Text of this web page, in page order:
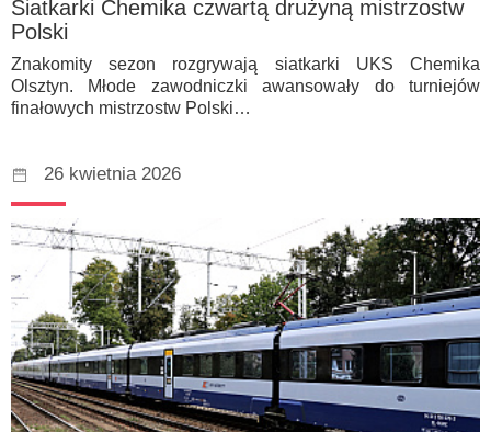
Siatkarki Chemika czwartą drużyną mistrzostw
Polski
Znakomity sezon rozgrywają siatkarki UKS Chemika
Olsztyn. Młode zawodniczki awansowały do turniejów
finałowych mistrzostw Polski…
26 kwietnia 2026